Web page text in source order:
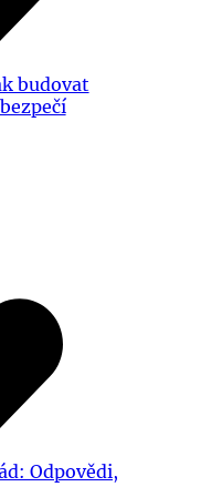
budovat
Odpovědi,